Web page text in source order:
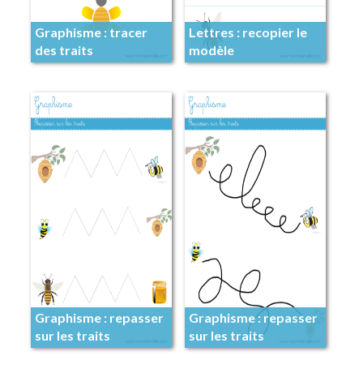
Graphisme : tracer
des traits
horizontaux
Lettres : recopier le
modèle
Graphisme : repasser
sur les traits
Graphisme : repasser
sur les traits